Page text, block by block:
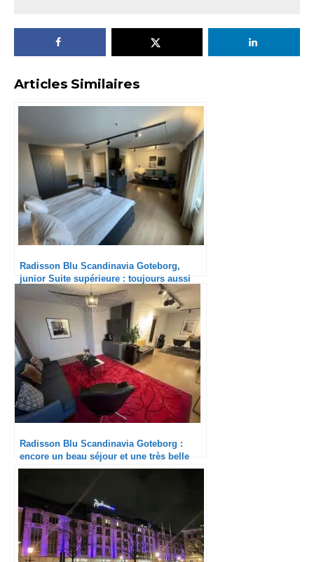
Articles Similaires
Radisson Blu Scandinavia Goteborg,
junior Suite supérieure : toujours aussi
agréable.
Radisson Blu Scandinavia Goteborg :
encore un beau séjour et une très belle
suite